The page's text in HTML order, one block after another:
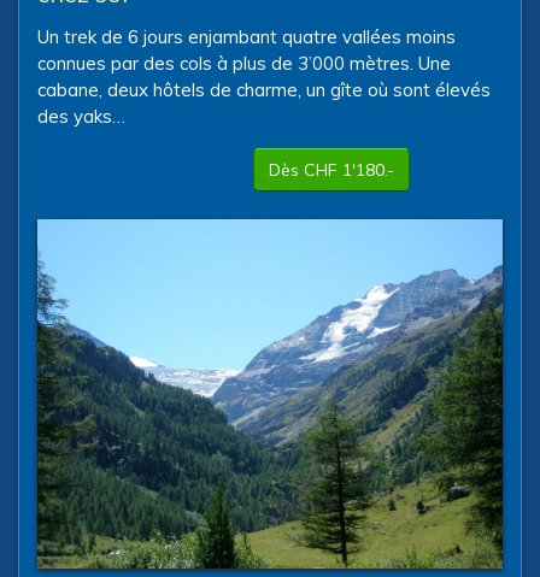
Un trek de 6 jours enjambant quatre vallées moins
connues par des cols à plus de 3’000 mètres. Une
cabane, deux hôtels de charme, un gîte où sont élevés
des yaks…
Dès CHF 1'180.-